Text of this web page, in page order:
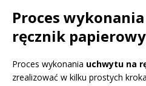
Proces
ręcznik papierowy
Proces wykonania uchwytu na
zrealizować w kilku prostych